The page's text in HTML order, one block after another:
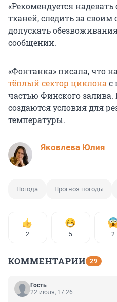
«Рекомендуется
тканей, следить за своим
допускать
сообщении.
«Фонтанка» писала, что
тёплый сектор циклонас
частью Финского залива.
создаются условия для
температуры.
Яковлева Юлия
Погода Прогноз погоды
2 5 2
КОММЕНТАРИИ 29
Гость
22 июля, 17:26